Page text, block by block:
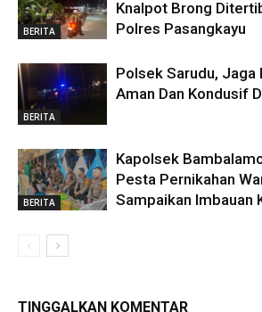
BERITA
Knalpot Brong
Polres Pasangkayu
BERITA
Polsek Sarudu,
Aman Dan Kondusif
BERITA
Kapolsek
Pesta Pernikahan
Sampaikan Imbauan
TINGGALKAN KOMENTAR